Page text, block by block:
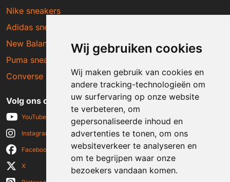
Wij gebruiken cookies
Wij maken gebruik van cookies en
andere tracking-technologieën om
uw surfervaring op onze website
te verbeteren, om
gepersonaliseerde inhoud en
advertenties te tonen, om ons
websiteverkeer te analyseren en
om te begrijpen waar onze
bezoekers vandaan komen.
Nike sneakers
Adidas sneakers
New Balance sneakers
Puma sneakers
Converse sneakers
Volg ons op social media
YouTube
Instagram
Facebook
X